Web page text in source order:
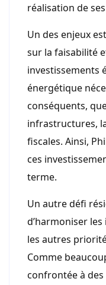
réalisation de
Un des enjeux
sur la faisabilité
investissements
énergétique
conséquents,
infrastructures,
fiscales. Ainsi,
ces
terme.
Un autre défi
d’harmoniser
les autres
Comme
confrontée à